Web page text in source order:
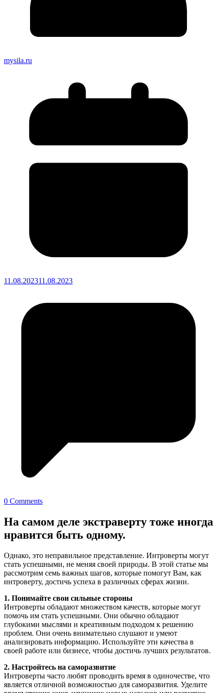
mysila.ru
11.08.202311.08.2023
0 Comments
На самом деле экстраверту тоже иногда
нравится быть одному.
Однако, это неправильное представление. Интроверты могут
стать успешными, не меняя своей природы. В этой статье мы
рассмотрим семь важных шагов, которые помогут Вам, как
интроверту, достичь успеха в различных сферах жизни.
1. Понимайте свои сильные стороны
Интроверты обладают множеством качеств, которые могут
помочь им стать успешными. Они обычно обладают
глубокими мыслями и креативным подходом к решению
проблем. Они очень внимательно слушают и умеют
анализировать информацию. Используйте эти качества в
своей работе или бизнесе, чтобы достичь лучших результатов.
2. Настройтесь на саморазвитие
Интроверты часто любят проводить время в одиночестве, что
является отличной возможностью для саморазвития. Уделите